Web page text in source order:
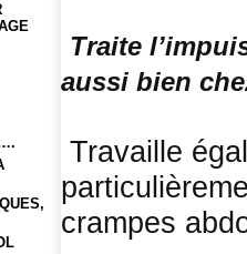
Traite
aussi bien
Travaille
crampes